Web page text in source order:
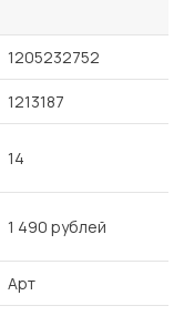
1205232752
1213187
14
1 490 рублей
Арт